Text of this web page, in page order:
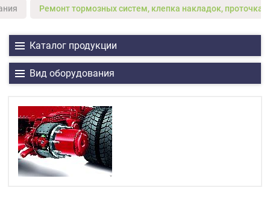
Ремонт тормозных систем, клепка накладок, проточка
Каталог продукции
Вид оборудования